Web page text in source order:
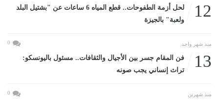
12
لحل أزمة الطفوحات.. قطع المياه 6 ساعات عن "بشتيل البلد
ولعبة" بالجيزة
منذ شهر واحد 0
13
فن المقام جسر بين الأجيال والثقافات.. مسئول باليونسكو:
تراث إنساني يجب صونه
منذ شهرين 0